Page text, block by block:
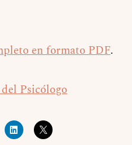
en formato PDF.
Psicólogo